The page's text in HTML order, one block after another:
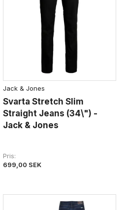
Jack & Jones
Svarta Stretch Slim
Straight Jeans (34\") -
Jack & Jones
Pris
699,00 SEK